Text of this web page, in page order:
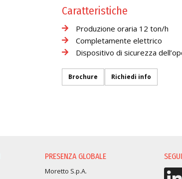
Caratteristiche
Produzione oraria 12 ton/h
Completamente elettrico
Dispositivo di sicurezza
Brochure Richiedi info
PRESENZA GLOBALE
Moretto S.p.A.